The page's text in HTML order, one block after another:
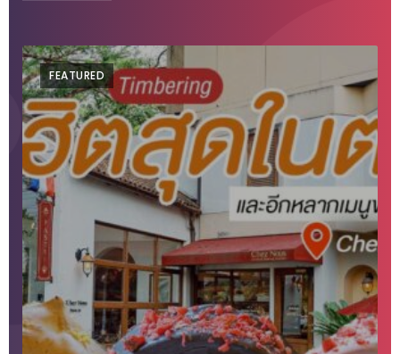
ช้อป
กิน
เที่ยว
พร้อม
โปร
โม
สำหรับ
คน
บ้าน
มากมาย
FEATURED